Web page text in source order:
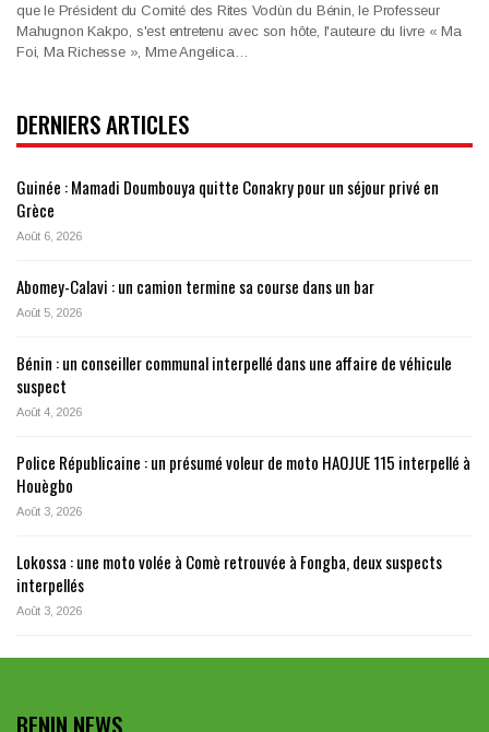
que le Président du Comité des Rites Vodùn du Bénin, le Professeur
Mahugnon Kakpo, s'est entretenu avec son hôte, l'auteure du livre « Ma
Foi, Ma Richesse », Mme Angelica
DERNIERS ARTICLES
Guinée : Mamadi Doumbouya quitte Conakry pour un séjour privé en
Grèce
Août 6, 2026
Abomey-Calavi : un camion termine sa course dans un bar
Août 5, 2026
Bénin : un conseiller communal interpellé dans une affaire de véhicule
suspect
Août 4, 2026
Police Républicaine : un présumé voleur de moto HAOJUE 115 interpellé à
Houègbo
Août 3, 2026
Lokossa : une moto volée à Comè retrouvée à Fongba, deux suspects
interpellés
Août 3, 2026
BENIN NEWS